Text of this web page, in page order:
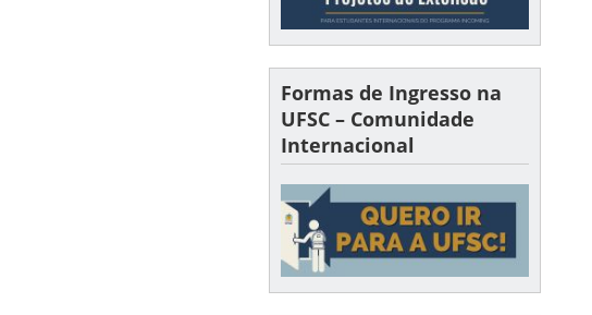
Formas de Ingresso na
UFSC – Comunidade
Internacional